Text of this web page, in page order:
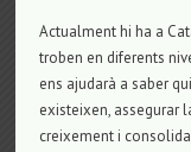
Actualment hi ha a
troben en diferents
ens ajudarà a saber
existeixen, assegurar
creixement i